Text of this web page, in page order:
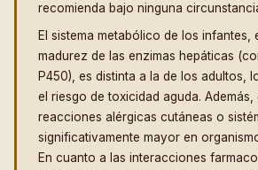
recomienda bajo ninguna
El sistema metabólico de los infantes,
madurez de las enzimas hepáticas
P450), es distinta a la de los adultos,
el riesgo de toxicidad aguda. Además,
reacciones alérgicas cutáneas o
significativamente mayor en
En cuanto a las interacciones